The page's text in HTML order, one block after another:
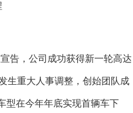
告，公司成功获得新一轮高达
生重大人事调整，创始团队成
型在今年年底实现首辆车下